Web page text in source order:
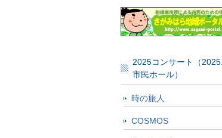
2025コンサート（
市民ホール）
時の旅人
COSMOS